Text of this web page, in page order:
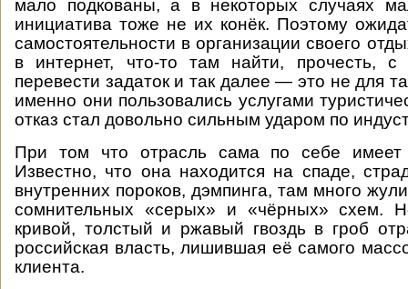
мало подкованы, а в некоторых случаях
инициатива тоже не их конёк. Поэтому
самостоятельности в организации своего
в интернет, что-то там найти, прочесть, с
перевести задаток и так далее — это не для
именно они пользовались услугами
отказ стал довольно сильным ударом по
При том что отрасль сама по себе имеет
Известно, что она находится на спаде,
внутренних пороков, дэмпинга, там много
сомнительных «серых» и «чёрных» схем.
кривой, толстый и ржавый гвоздь в гроб
российская власть, лишившая её самого
клиента.